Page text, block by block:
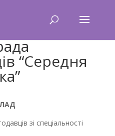
“Середня
зі спеціальності